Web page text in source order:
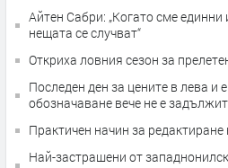
Айтен Сабри: „Когато сме
нещата се случват“
Откриха ловния сезон за
Последен ден за цените в лева и
обозначаване вече не е
Практичен начин за
Най-застрашени от